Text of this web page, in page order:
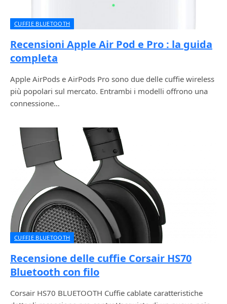
CUFFIE BLUETOOTH
Recensioni Apple Air Pod e Pro : la guida
completa
Apple AirPods e AirPods Pro sono due delle cuffie wireless
più popolari sul mercato. Entrambi i modelli offrono una
connessione…
CUFFIE BLUETOOTH
Recensione delle cuffie Corsair HS70
Bluetooth con filo
Corsair HS70 BLUETOOTH Cuffie cablate caratteristiche